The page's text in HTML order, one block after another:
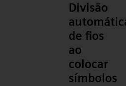
Divisão
de fios
ao
colocar
símbolos